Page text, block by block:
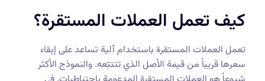
كيف تعمل العملات المستقرة؟
تعمل العملات المستقرة باستخدام آلية تساعد على إبقاء
سعرها قريباً من قيمة الأصل الذي تتتبّعه. والنموذج الأكثر